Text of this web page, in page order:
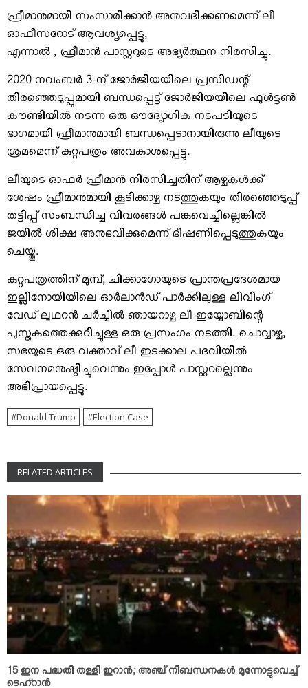
ഫ്രീമാനുമായി സംസാരിക്കാന്‍ അനുവദിക്കണമെന്ന് ലീ
ഓഫീസറോട് ആവശ്യപ്പെട്ടു,
എന്നാല്‍ , ഫ്രീമാന്‍ പാസ്റ്ററുടെ അഭ്യര്‍ത്ഥന നിരസിച്ചു.
2020 നവംബര്‍ 3-ന് ജോര്‍ജിയയിലെ പ്രസിഡന്റ്
തിരഞ്ഞെടുപ്പുമായി ബന്ധപ്പെട്ട് ജോര്‍ജിയയിലെ ഫുള്‍ട്ടണ്‍
കൗണ്ടിയില്‍ നടന്ന ഒരു ഔദ്യോഗിക നടപടിയുടെ
ഭാഗമായി ഫ്രീമാനുമായി ബന്ധപ്പെടാനായിരുന്നു ലീയുടെ
ശ്രമമെന്ന് കുറ്റപത്രം അവകാശപ്പെട്ടു.
ലീയുടെ ഓഫര്‍ ഫ്രീമാന്‍ നിരസിച്ചതിന് ആഴ്ചകള്‍ക്ക്
ശേഷം ഫ്രീമാനുമായി കൂടിക്കാഴ്ച നടത്തുകയും തിരഞ്ഞെടുപ്പ്
തട്ടിപ്പ് സംബന്ധിച്ച വിവരങ്ങള്‍ പങ്കുവെച്ചില്ലെങ്കില്‍
ജയില്‍ ശിക്ഷ അനുഭവിക്കുമെന്ന് ഭീഷണിപ്പെടുത്തുകയും
ചെയ്തു.
കുറ്റപത്രത്തിന് മുമ്പ്, ചിക്കാഗോയുടെ പ്രാന്തപ്രദേശമായ
ഇല്ലിനോയിയിലെ ഓര്‍ലാന്‍ഡ് പാര്‍ക്കിലുള്ള ലിവിംഗ്
വേഡ് ലൂഥറന്‍ ചര്‍ച്ചില്‍ ഞായറാഴ്ച ലീ ഇയ്യോബിന്റെ
പുസ്തകത്തെക്കുറിച്ചുള്ള ഒരു പ്രസംഗം നടത്തി. ചൊവ്വാഴ്ച,
സഭയുടെ ഒരു വക്താവ് ലീ ഇടക്കാല പദവിയില്‍
സേവനമനുഷ്ഠിച്ചുവെന്നും ഇപ്പോള്‍ പാസ്റ്ററല്ലെന്നും
അഭിപ്രായപ്പെട്ടു.
Donald Trump Election Case
RELATED ARTICLES
15 ഇന പദ്ധതി തള്ളി ഇറാന്‍; അഞ്ച് നിബന്ധനകള്‍ മുന്നോട്ടുവെച്ച്